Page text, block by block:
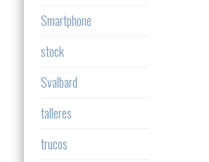
Smartphone
stock
Svalbard
talleres
trucos